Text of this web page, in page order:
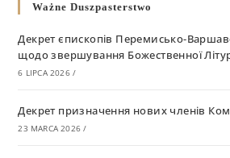
Ważne Duszpasterstwo
Декрет єпископів Перемисько-
щодо звершування Божественної
6 LIPCA 2026 /
Декрет призначення нових членів
23 MARCA 2026 /